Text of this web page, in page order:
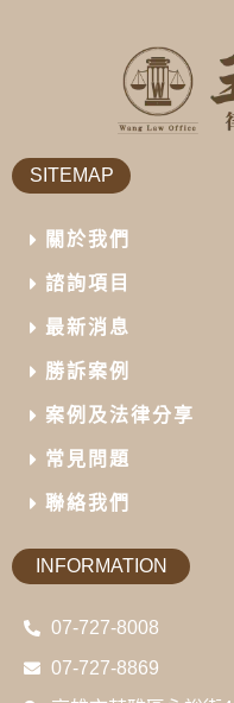
SITEMAP
關於我們
諮詢項目
最新消息
勝訴案例
案例及法律分享
常見問題
聯絡我們
INFORMATION
07-727-8008
07-727-8869